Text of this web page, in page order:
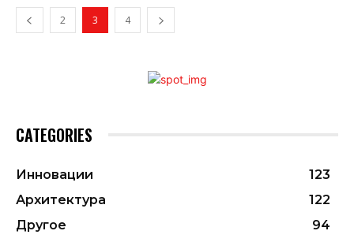
2 3 4
CATEGORIES
Инновации
123
Архитектура
122
Другое
94